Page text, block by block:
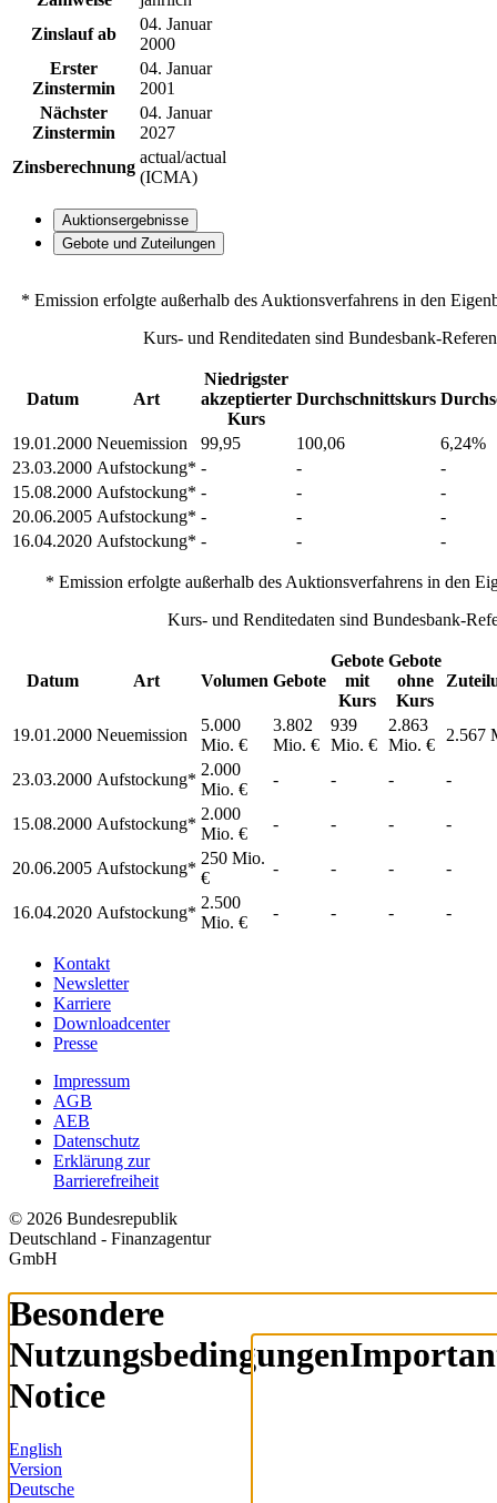
Zinslauf ab
04. Januar
2000
Erster
Zinstermin
04. Januar
2001
Nächster
Zinstermin
04. Januar
2027
Zinsberechnung
actual/actual
(ICMA)
Auktionsergebnisse
Gebote und Zuteilungen
* Emission erfolgte außerhalb des Auktionsverfahrens in den
Kurs- und Renditedaten sind Bundesbank-
Datum Art
Niedrigster
akzeptierter
Kurs
Durchschnittskurs
19.01.2000 Neuemission 99,95 100,06
6,24%
23.03.2000 Aufstockung* - -
-
15.08.2000 Aufstockung* - -
-
20.06.2005 Aufstockung* - -
-
16.04.2020 Aufstockung* - - -
* Emission erfolgte außerhalb des Auktionsverfahrens in den
Kurs- und Renditedaten sind Bundesbank-
Datum Art Volumen Gebote
Gebote
mit
Kurs
Gebote
ohne
Kurs
19.01.2000 Neuemission
5.000
Mio. €
3.802
Mio. €
939
Mio. €
2.863
Mio. €
2.567
23.03.2000 Aufstockung*
2.000
Mio. €
- - - -
15.08.2000 Aufstockung*
2.000
Mio. €
- - - -
20.06.2005 Aufstockung*
250 Mio.
€
- - - -
16.04.2020 Aufstockung*
2.500
Mio. €
- - - -
Kontakt
Newsletter
Karriere
Downloadcenter
Presse
Impressum
AGB
AEB
Datenschutz
Erklärung zur
Barrierefreiheit
© 2026 Bundesrepublik
Deutschland - Finanzagentur
GmbH
Besondere
Nutzungsbedingungen
Notice
English
Version
Deutsche